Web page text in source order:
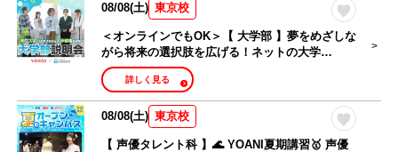
08/08(土) 東京校
＜オンラインでもOK＞【 大学部 】夢をめざしな
がら将来の選択肢を広げる！ネットの大学
managara 説明会
詳しく見る
08/08(土) 東京校
【 声優タレント科 】🌊 YOANI夏期講習🥇 声優